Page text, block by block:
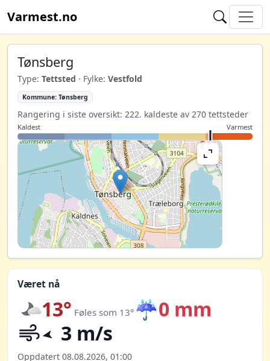
Varmest.no
Tønsberg
Type: Tettsted · Fylke: Vestfold
Kommune: Tønsberg
Rangering i siste oversikt: 222. kaldeste av 270 tettsteder
Kaldest Varmest
Været nå
13° Føles som 13° ☔0 mm
3 m/s
Oppdatert 08.08.2026, 01:00